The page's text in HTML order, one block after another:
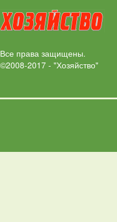
Все права защищены.
©2008-2017 - "Хозяйство"